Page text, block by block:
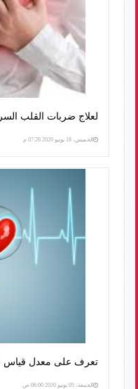
لعلاج ضربات القلب
الخميس، 18 يونيو 2020 07:26 م
تعرف على معدل قياس
الجمعة، 05 يونيو 2020 06:00 ص